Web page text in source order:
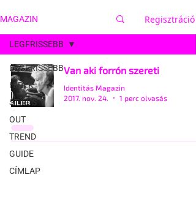
MAGAZIN Regisztráció
LEGFRISSEBB
HÍREK
STÍLUS
OUT
TREND
GUIDE
CÍMLAP
LEGFRISSEBB
Van aki forrón szereti
Identitás Magazin
2017. nov. 24.
1 perc olvasás